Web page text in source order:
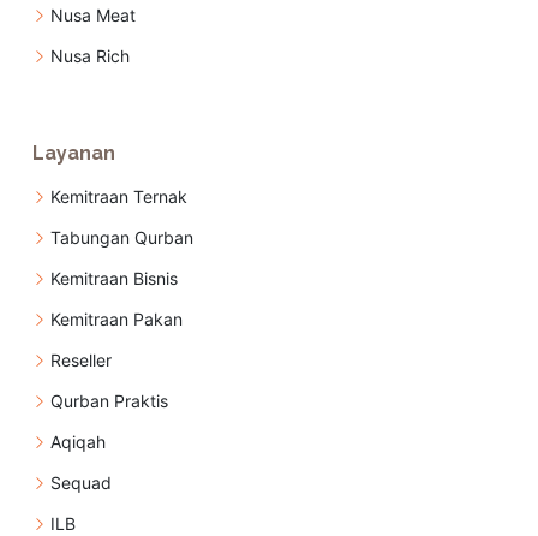
Nusa Meat
Nusa Rich
Layanan
Kemitraan Ternak
Tabungan Qurban
Kemitraan Bisnis
Kemitraan Pakan
Reseller
Qurban Praktis
Aqiqah
Sequad
ILB